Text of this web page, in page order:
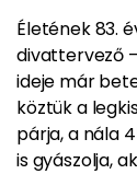
Életének 83.
divattervező
ideje már
köztük a
párja, a nála
is gyászolja,